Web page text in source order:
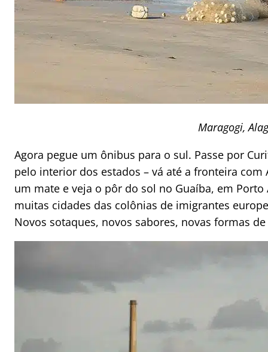
Maragogi,
Agora pegue um ônibus para o sul. Passe por
pelo interior dos estados – vá até a fronteira
um mate e veja o pôr do sol no Guaíba, em
muitas cidades das colônias de imigrantes
Novos sotaques, novos sabores, novas formas